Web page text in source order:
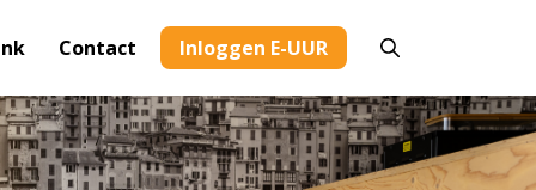
Contact Inloggen E-UUR